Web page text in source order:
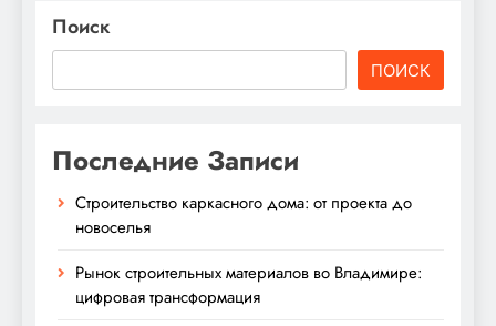
Поиск
ПОИСК
Последние Записи
Строительство каркасного дома: от проекта до
новоселья
Рынок строительных материалов во Владимире:
цифровая трансформация